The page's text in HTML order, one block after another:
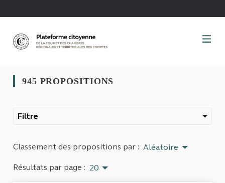
945 PROPOSITIONS
Filtre
Classement des propositions par : Aléatoire
Résultats par page : 20